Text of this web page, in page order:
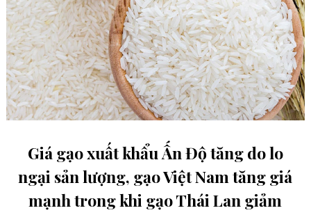
Giá gạo xuất khẩu Ấn Độ tăng do lo
ngại sản lượng, gạo Việt Nam tăng giá
mạnh trong khi gạo Thái Lan giảm